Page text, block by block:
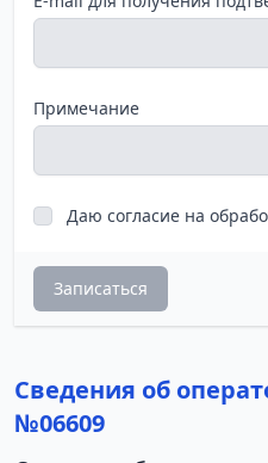
Примечание
Даю согласие на
Записаться
Сведения об
№06609